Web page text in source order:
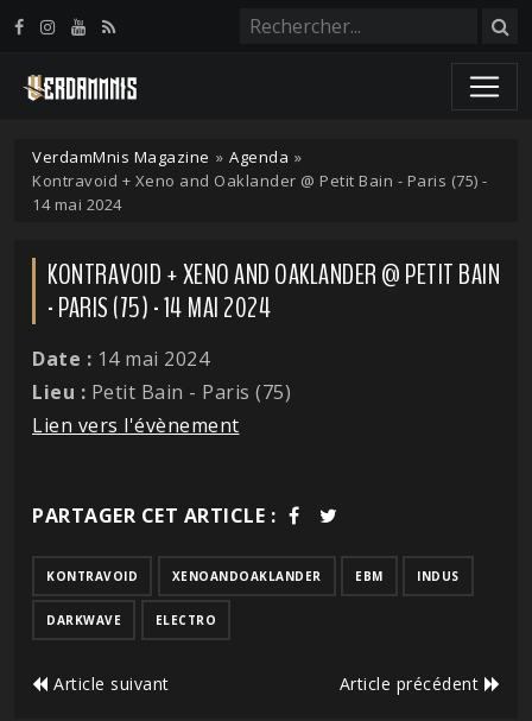
VerdamMnis Magazine » Agenda »
Kontravoid + Xeno and Oaklander @ Petit Bain - Paris (75) -
14 mai 2024
KONTRAVOID + XENO AND OAKLANDER @ PETIT BAIN
- PARIS (75) - 14 MAI 2024
Date : 14 mai 2024
Lieu : Petit Bain - Paris (75)
Lien vers l'évènement
PARTAGER CET ARTICLE :
KONTRAVOID XENOANDOAKLANDER EBM INDUS
DARKWAVE ELECTRO
Article suivant Article précédent
Panneau de gestion des cookies